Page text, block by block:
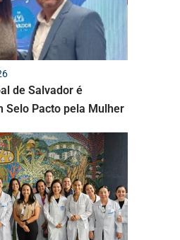
de Salvador é
Selo Pacto pela Mulher